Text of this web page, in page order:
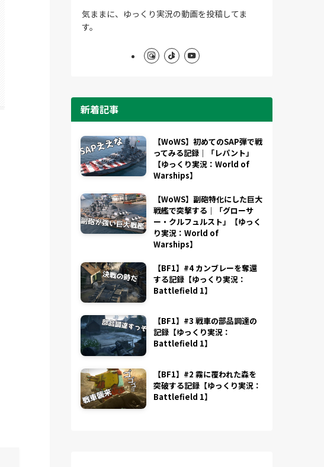
気ままに、ゆっくり実況の動画を投稿してま
す。
新着記事
【WoWS】初めてのSAP弾で戦
ってみる記録｜「レパント」
【ゆっくり実況：World of
Warships】
【WoWS】副砲特化にした巨大
戦艦で突撃する｜「グローサ
ー・クルフュルスト」【ゆっく
り実況：World of
Warships】
【BF1】#4 カンブレーを奪還
する記録【ゆっくり実況：
Battlefield 1】
【BF1】#3 戦車の部品調達の
記録【ゆっくり実況：
Battlefield 1】
【BF1】#2 霧に覆われた森を
突破する記録【ゆっくり実況：
Battlefield 1】